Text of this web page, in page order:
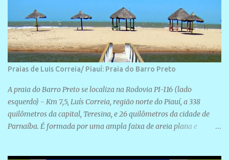
Praias de Luis Correia/ Piauí: Praia do Barro Preto
A praia do Barro Preto se localiza na Rodovia PI-116 (lado
esquerdo) - Km 7,5, Luís Correia, região norte do Piauí, a 338
quilômetros da capital, Teresina, e 26 quilômetros da cidade de
Parnaíba. É formada por uma ampla faixa de areia plana e